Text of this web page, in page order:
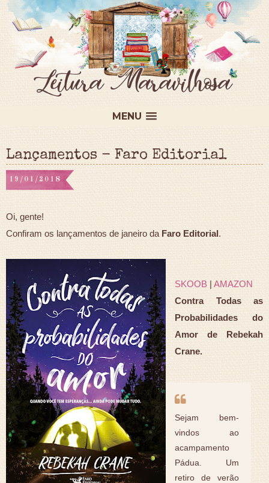
MENU
Lançamentos - Faro Editorial
19/01/2018
Oi, gente!
Confiram os lançamentos de janeiro da Faro Editorial.
SKOOB| AMAZON
Contra Todas as
Probabilidades do
Amor de Rebekah
Crane.
Sejam bem-
vindos ao
acampamento
Pádua. Um
retiro de verão